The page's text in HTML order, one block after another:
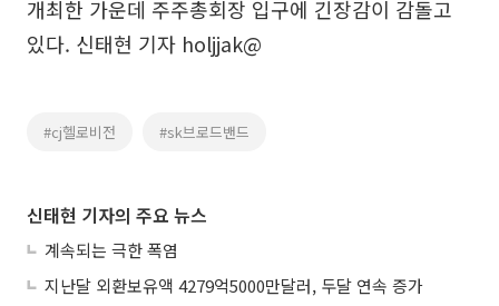
개최한 가운데 주주총회장 입구에 긴장감이 감돌고
있다. 신태현 기자 holjjak@
#cj헬로비전 #sk브로드밴드
신태현 기자의 주요 뉴스
계속되는 극한 폭염
지난달 외환보유액 4279억5000만달러, 두달 연속 증가